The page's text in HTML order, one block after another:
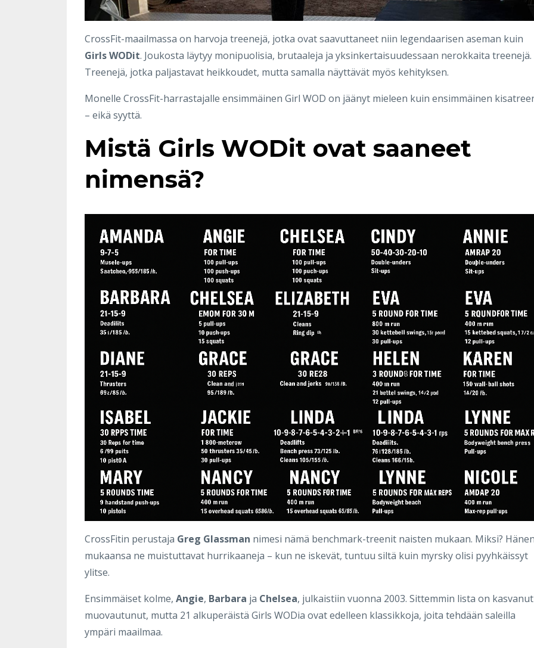
CrossFit-maailmassa on harvoja treenejä, jotka ovat saavuttaneet niin legendaarisen aseman kuin
Girls WODit. Joukosta läytyy monipuolisia, brutaaleja ja yksinkertaisuudessaan nerokkaita treenejä.
Treenejä, jotka paljastavat heikkoudet, mutta samalla näyttävät myös kehityksen.
Monelle CrossFit-harrastajalle ensimmäinen Girl WOD on jäänyt mieleen kuin ensimmäinen
– eikä syyttä.
Mistä Girls WODit ovat saaneet
nimensä?
CrossFitin perustaja Greg Glassman nimesi nämä benchmark-treenit naisten mukaan. Miksi?
mukaansa ne muistuttavat hurrikaaneja – kun ne iskevät, tuntuu siltä kuin myrsky olisi pyyhkäissyt
ylitse.
Ensimmäiset kolme, Angie, Barbara ja Chelsea, julkaistiin vuonna 2003. Sittemmin lista on
muovautunut, mutta 21 alkuperäistä Girls WODia ovat edelleen klassikkoja, joita tehdään saleilla
ympäri maailmaa.